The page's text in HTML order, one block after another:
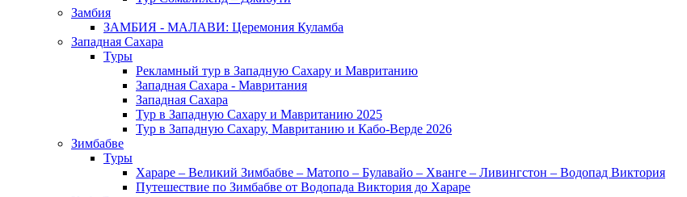
Замбия
ЗАМБИЯ - МАЛАВИ: Церемония Куламба
Западная Сахара
Туры
Рекламный тур в Западную Сахару и Мавританию
Западная Сахара - Мавритания
Западная Сахара
Тур в Западную Сахару и Мавританию 2025
Тур в Западную Сахару, Мавританию и Кабо-Верде 2026
Зимбабве
Туры
Хараре – Великий Зимбабве – Матопо – Булавайо – Хванге – Ливингстон – Водопад Виктория
Путешествие по Зимбабве от Водопада Виктория до Хараре